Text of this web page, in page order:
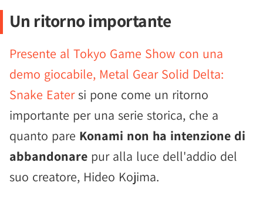
Un ritorno importante
Presente al Tokyo Game Show con una
demo giocabile, Metal Gear Solid Delta:
Snake Eatersi pone come un ritorno
importante per una serie storica, che a
quanto pare Konami non ha intenzione di
abbandonare pur alla luce dell'addio del
suo creatore, Hideo Kojima.